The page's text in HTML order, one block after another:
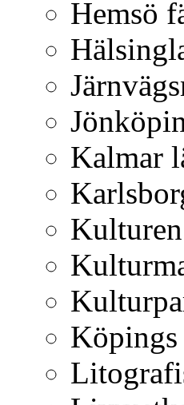
Hemsö
Kalmar
Kulturen
Köpings